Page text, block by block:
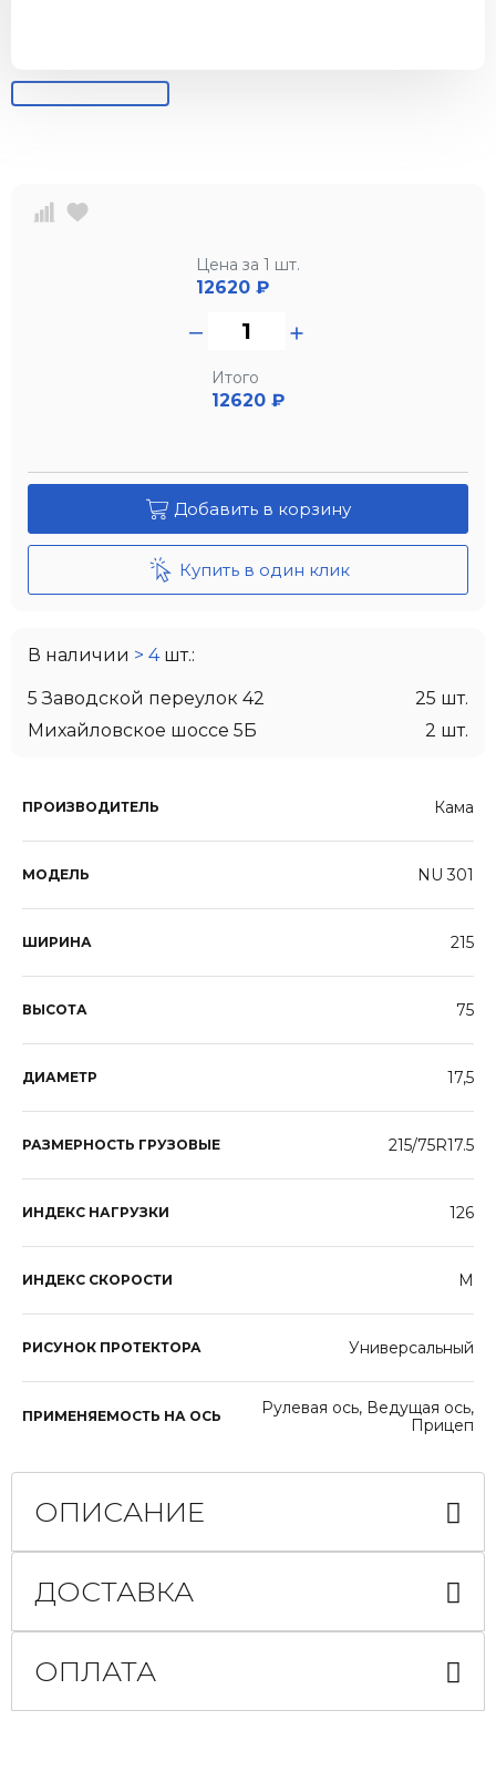
ПРОИЗВОДИТЕЛЬ Кама
МОДЕЛЬ NU 301
ШИРИНА 215
ВЫСОТА 75
ДИАМЕТР 17,5
РАЗМЕРНОСТЬ ГРУЗОВЫЕ 215/75R17.5
ИНДЕКС НАГРУЗКИ 126
ИНДЕКС СКОРОСТИ M
РИСУНОК ПРОТЕКТОРА Универсальный
ПРИМЕНЯЕМОСТЬ НА ОСЬ
Рулевая ось, Ведущая ось,
Прицеп
Цена за 1 шт.
12620 ₽
Итого
12620 ₽
Добавить в корзину
Купить в один клик
В наличии > 4шт.:
5 Заводской переулок 42
25 шт.
Михайловское шоссе 5Б
2 шт.
ОПИСАНИЕ
ДОСТАВКА
ОПЛАТА